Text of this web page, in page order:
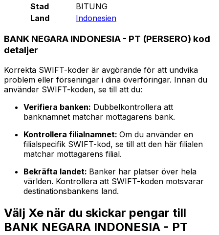
Stad
BITUNG
Land
Indonesien
BANK NEGARA INDONESIA - PT (PERSERO) kod
detaljer
Korrekta SWIFT-koder är avgörande för att undvika
problem eller förseningar i dina överföringar. Innan du
använder SWIFT-koden, se till att du:
Verifiera banken: Dubbelkontrollera att
banknamnet matchar mottagarens bank.
Kontrollera filialnamnet: Om du använder en
filialspecifik SWIFT-kod, se till att den här filialen
matchar mottagarens filial.
Bekräfta landet: Banker har platser över hela
världen. Kontrollera att SWIFT-koden motsvarar
destinationsbankens land.
Välj Xe när du skickar pengar till
BANK NEGARA INDONESIA - PT